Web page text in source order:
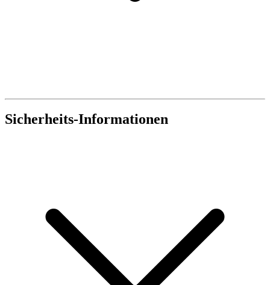
Sicherheits-Informationen